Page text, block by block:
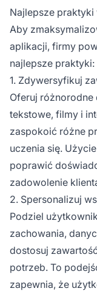
Najlepsze
Aby
aplikacji, firmy
najlepsze praktyki:
1. Zdywersyfikuj
Oferuj
tekstowe, filmy i
zaspokoić różne
uczenia się.
poprawić
zadowolenie
2. Spersonalizuj
Podziel
zachowania,
dostosuj
potrzeb. To
zapewnia, że